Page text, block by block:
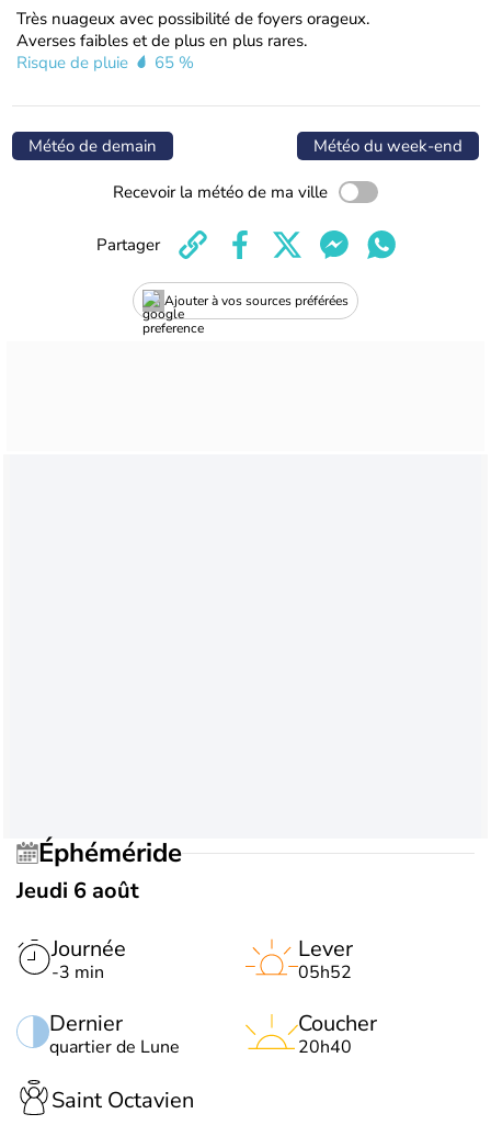
Très nuageux avec possibilité de foyers orageux.
Averses faibles et de plus en plus rares.
Risque de pluie
65 %
Météo de demain Météo du week-end
Recevoir la météo de ma ville
Ajouter à vos sources préférées
Partager
Éphéméride
Jeudi 6 août
Journée
-3 min
Dernier
quartier de Lune
Lever
05h52
Coucher
20h40
Saint Octavien